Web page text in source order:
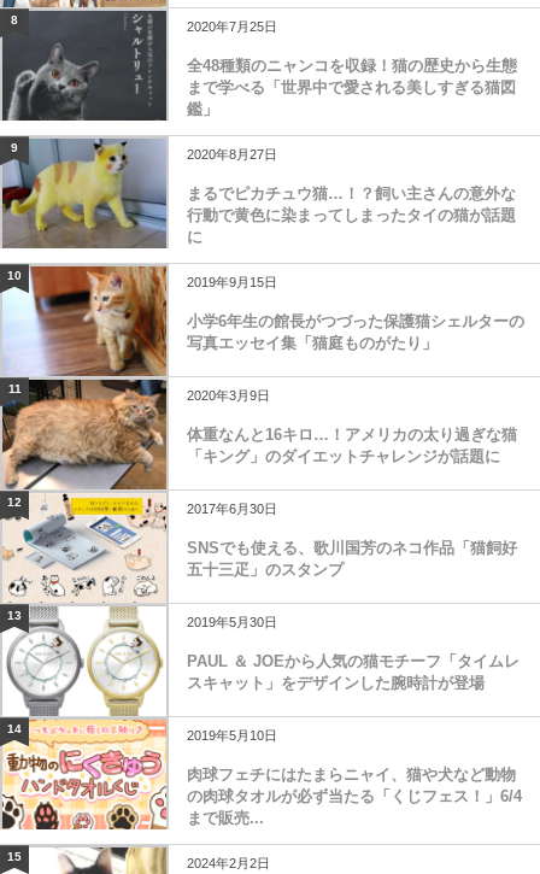
8 2020年7月25日
全48種類のニャンコを収録！猫の歴史から生態
まで学べる「世界中で愛される美しすぎる猫図
鑑」
9 2020年8月27日
まるでピカチュウ猫…！？飼い主さんの意外な
行動で黄色に染まってしまったタイの猫が話題
に
10 2019年9月15日
小学6年生の館長がつづった保護猫シェルターの
写真エッセイ集「猫庭ものがたり」
11 2020年3月9日
体重なんと16キロ…！アメリカの太り過ぎな猫
「キング」のダイエットチャレンジが話題に
12 2017年6月30日
SNSでも使える、歌川国芳のネコ作品「猫飼好
五十三疋」のスタンプ
13 2019年5月30日
PAUL ＆ JOEから人気の猫モチーフ「タイムレ
スキャット」をデザインした腕時計が登場
14 2019年5月10日
肉球フェチにはたまらニャイ、猫や犬など動物
の肉球タオルが必ず当たる「くじフェス！」6/4
まで販売...
15 2024年2月2日